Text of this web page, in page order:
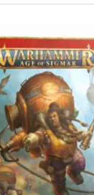
:
€.